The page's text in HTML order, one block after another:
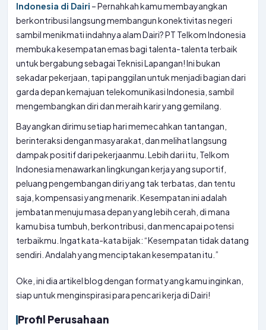
Indonesia di Dairi – Pernahkah kamu membayangkan
berkontribusi langsung membangun konektivitas negeri
sambil menikmati indahnya alam Dairi? PT Telkom Indonesia
membuka kesempatan emas bagi talenta-talenta terbaik
untuk bergabung sebagai Teknisi Lapangan! Ini bukan
sekadar pekerjaan, tapi panggilan untuk menjadi bagian dari
garda depan kemajuan telekomunikasi Indonesia, sambil
mengembangkan diri dan meraih karir yang gemilang.
Bayangkan dirimu setiap hari memecahkan tantangan,
berinteraksi dengan masyarakat, dan melihat langsung
dampak positif dari pekerjaanmu. Lebih dari itu, Telkom
Indonesia menawarkan lingkungan kerja yang suportif,
peluang pengembangan diri yang tak terbatas, dan tentu
saja, kompensasi yang menarik. Kesempatan ini adalah
jembatan menuju masa depan yang lebih cerah, di mana
kamu bisa tumbuh, berkontribusi, dan mencapai potensi
terbaikmu. Ingat kata-kata bijak: “Kesempatan tidak datang
sendiri. Andalah yang menciptakan kesempatan itu.”
Oke, ini dia artikel blog dengan format yang kamu inginkan,
siap untuk menginspirasi para pencari kerja di Dairi!
Profil Perusahaan